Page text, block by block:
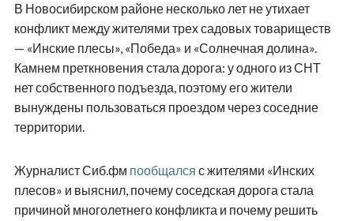
В Новосибирском районе несколько лет не утихает
конфликт между жителями трех садовых товариществ
— «Инские плесы», «Победа» и «Солнечная долина».
Камнем преткновения стала дорога: у одного из СНТ
нет собственного подъезда, поэтому его жители
вынуждены пользоваться проездом через соседние
территории.
Журналист Сиб.фм пообщался с жителями «Инских
плесов» и выяснил, почему соседская дорога стала
причиной многолетнего конфликта и почему решить